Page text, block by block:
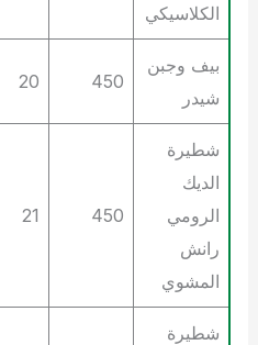
الكلاسيكي
بيف وجبن
شيدر
450
20
شطيرة
الديك
الرومي
رانش
المشوي
450
21
شطيرة